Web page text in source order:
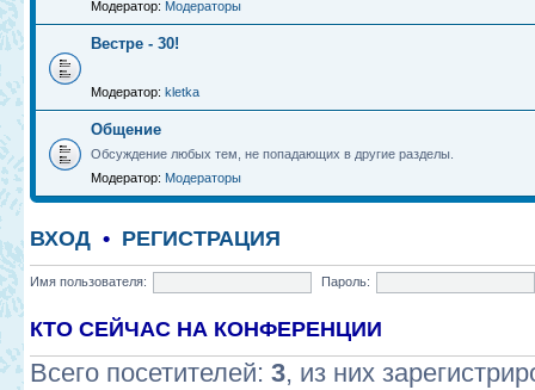
Модератор: Модераторы
Вестре - 30!
Модератор: kletka
Общение
Обсуждение любых тем, не попадающих в другие разделы.
Модератор: Модераторы
ВХОД • РЕГИСТРАЦИЯ
Имя пользователя: Пароль:
КТО СЕЙЧАС НА КОНФЕРЕНЦИИ
Всего посетителей: 3, из них